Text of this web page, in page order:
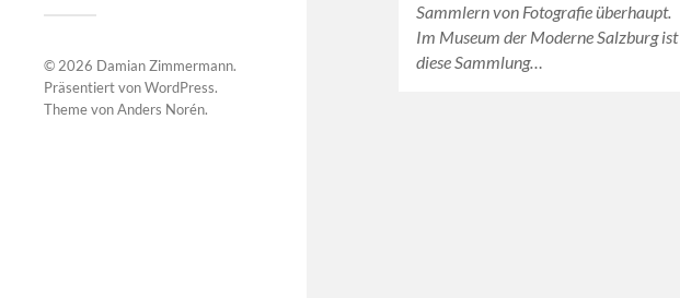
© 2026 Damian Zimmermann.
Präsentiert vonWordPress.
Theme vonAnders Norén.
Sammlern von Fotografie überhaupt.
Im Museum der Moderne Salzburg ist
diese Sammlung…